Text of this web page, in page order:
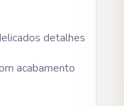
detalhes
acabamento